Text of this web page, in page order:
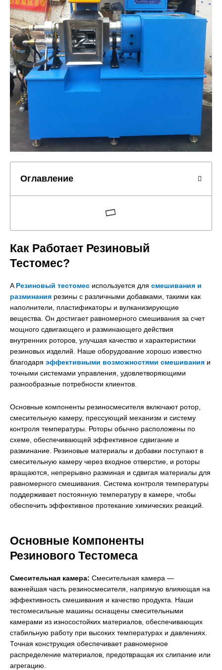
Оглавление
Как Работает Резиновый
Тестомес?
A Резиновый тестомес используется для смешивания и
разминания резины с различными добавками, такими как
наполнители, пластификаторы и вулканизирующие
вещества. Он достигает равномерного смешивания за счет
мощного сдвигающего и разминающего действия
внутренних роторов, улучшая качество и характеристики
резиновых изделий. Наше оборудование хорошо известно
благодаря эффективными возможностями смешивания и
точными системами управления, удовлетворяющими
разнообразные потребности клиентов.
Основные компоненты резиносмесителя включают ротор,
смесительную камеру, прессующий механизм и систему
контроля температуры. Роторы обычно расположены по
схеме, обеспечивающей эффективное сдвигание и
разминание. Резиновые материалы и добавки поступают в
смесительную камеру через входное отверстие, и роторы
вращаются, непрерывно разминая и сдвигая материалы для
равномерного смешивания. Система контроля температуры
поддерживает постоянную температуру в камере, чтобы
обеспечить эффективное протекание химических реакций.
Основные Компоненты
Резинового Тестомеса
Смесительная камера: Смесительная камера —
важнейшая часть резиносмесителя, напрямую влияющая на
эффективность смешивания и качество продукта. Наши
тестомесильные машины оснащены смесительными
камерами из износостойких материалов, обеспечивающих
стабильную работу при высоких температурах и давлениях.
Точная конструкция обеспечивает равномерное
распределение материалов, предотвращая их слипание или
агрегацию.